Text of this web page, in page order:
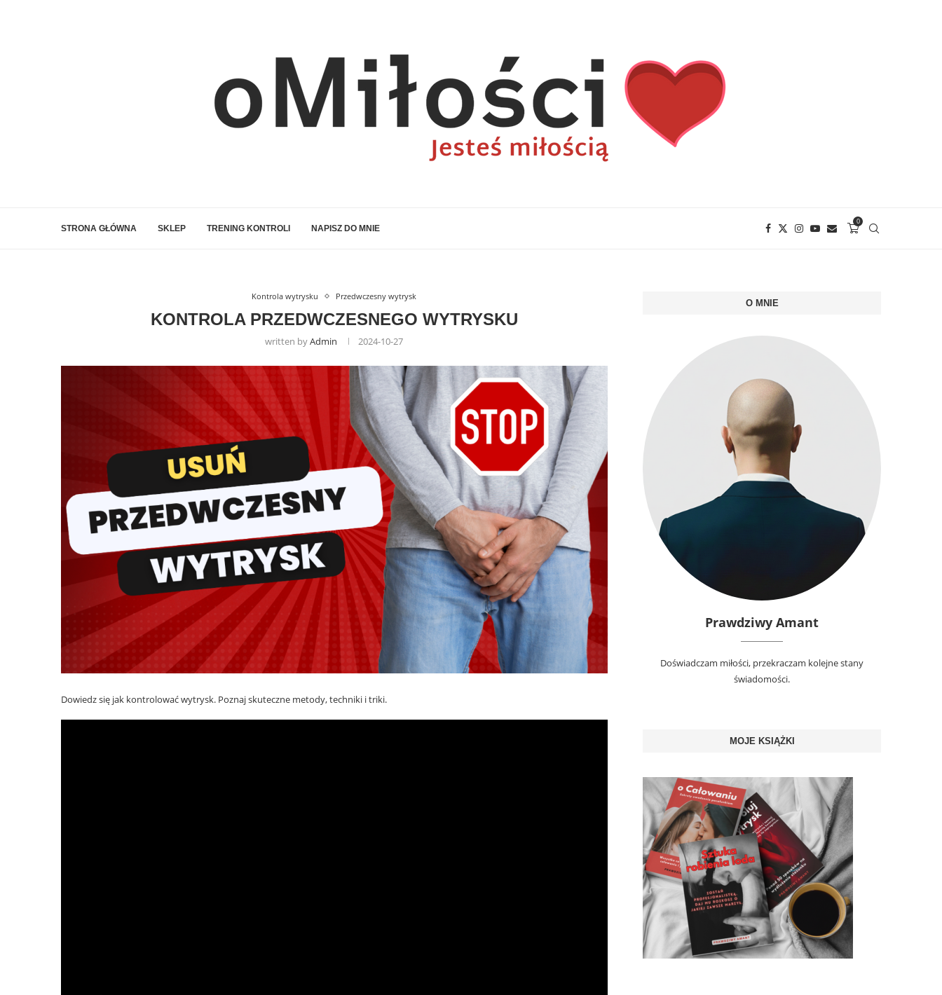
STRONA GŁÓWNA SKLEP TRENING KONTROLI NAPISZ DO MNIE
0
Kontrola wytrysku Przedwczesny wytrysk
KONTROLA PRZEDWCZESNEGO WYTRYSKU
written byAdmin 2024-10-27
Dowiedz się jak kontrolować wytrysk. Poznaj skuteczne metody, techniki i triki.
O MNIE
Prawdziwy Amant
Doświadczam miłości, przekraczam kolejne stany
świadomości.
MOJE KSIĄŻKI